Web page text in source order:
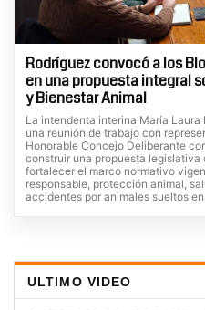
Rodríguez convocó a los
en una propuesta integral
y Bienestar Animal
La intendenta interina María
una reunión de trabajo con
Honorable Concejo Deliberante
construir una propuesta
fortalecer el marco normativo
responsable, protección animal,
accidentes por animales sueltos
ULTIMO VIDEO